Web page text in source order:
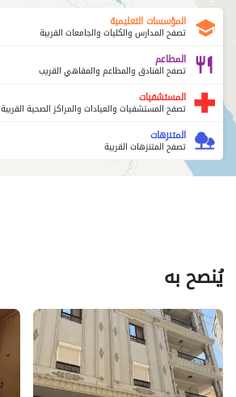
المؤسسات التعليمية
تصفح المدارس والكليات والجامعات القريبة
المطاعم
تصفح الفنادق والمطاعم والمقاهي القريب
المستشفيات
تصفح المستشفيات والعيادات والمراكز الصحية القريبة
المتنزهات
تصفح المتنزهات القريبة
يُنصح به